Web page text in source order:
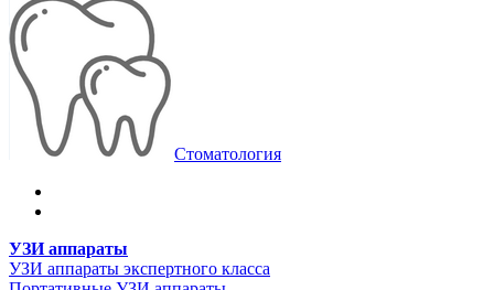
Стоматология
УЗИ аппараты
УЗИ аппараты экспертного класса